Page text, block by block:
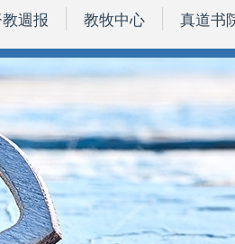
週报 教牧中心 真道书